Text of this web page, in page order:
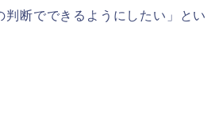
断でできるようにしたい」とい